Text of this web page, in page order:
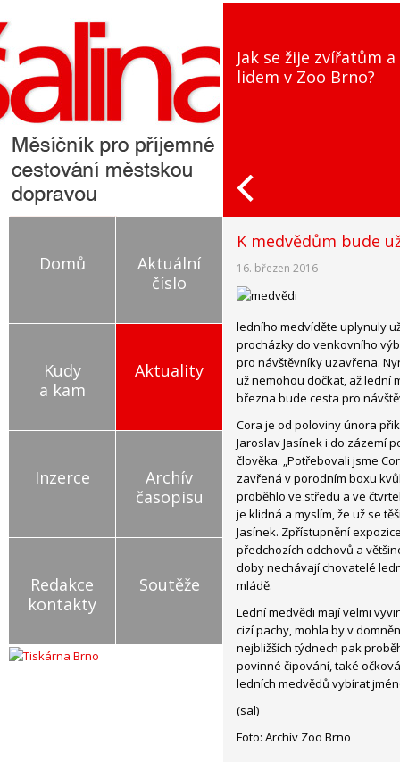
Jak se žije zvířatům a
lidem v Zoo Brno?
Domů
Aktuální
číslo
Kudy
a kam
Aktuality
Inzerce
Archív
časopisu
Redakce
kontakty
Soutěže
K medvědům bude
16. březen 2016
ledního medvíděte uplynuly
procházky do venkovního
pro návštěvníky uzavřena.
už nemohou dočkat, až lední
března bude cesta pro
Cora je od poloviny února
Jaroslav Jasínek i do zázemí
člověka. „Potřebovali jsme
zavřená v porodním boxu
proběhlo ve středu a ve
je klidná a myslím, že už se
Jasínek. Zpřístupnění
předchozích odchovů a
doby nechávají chovatelé
mládě.
Lední medvědi mají velmi
cizí pachy, mohla by v
nejbližších týdnech pak
povinné čipování, také
ledních medvědů vybírat
(sal)
Foto: Archív Zoo Brno